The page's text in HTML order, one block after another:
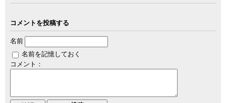
コメントを投稿する
名前
名前を記憶しておく
コメント：